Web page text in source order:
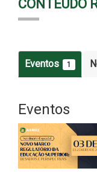
CONTEÚDO
Eventos 1
Eventos